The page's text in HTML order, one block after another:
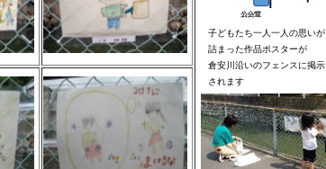
子どもたち一人一人の思いが
詰まった作品ポスターが
倉安川沿いのフェンスに掲示
されます